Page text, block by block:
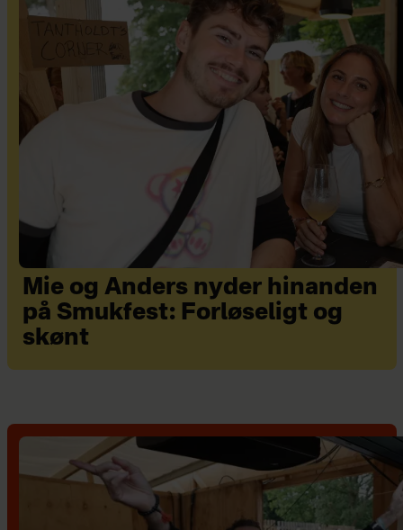
Mie og Anders nyder hinanden
på Smukfest: Forløseligt og
skønt